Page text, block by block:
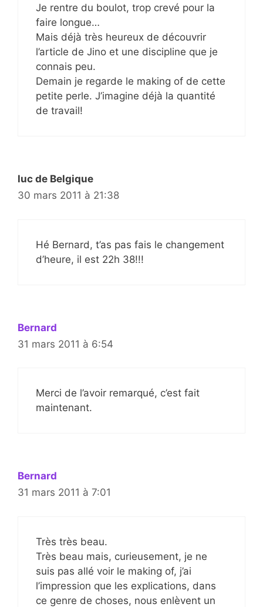
Je rentre du boulot, trop crevé pour la
faire longue…
Mais déjà très heureux de découvrir
l’article de Jino et une discipline que je
connais peu.
Demain je regarde le making of de cette
petite perle. J’imagine déjà la quantité
de travail!
luc de Belgique
30 mars 2011 à 21:38
Hé Bernard, t’as pas fais le changement
d’heure, il est 22h 38!!!
Bernard
31 mars 2011 à 6:54
Merci de l’avoir remarqué, c’est fait
maintenant.
Bernard
31 mars 2011 à 7:01
Très très beau.
Très beau mais, curieusement, je ne
suis pas allé voir le making of, j’ai
l’impression que les explications, dans
ce genre de choses, nous enlèvent un